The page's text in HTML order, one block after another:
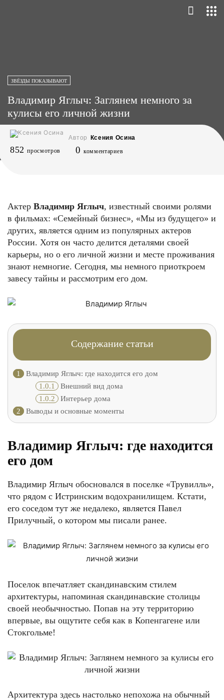
ЗВЁЗДЫ ПОКАЗЫВАЮТ
Владимир Яглыч: Заглянем немного за
кулисы его личной жизни
Автор Ксения Осина
852 просмотров 0 комментариев
Актер Владимир Яглыч, известный своими ролями
в фильмах: «Семейный бизнес», «Мы из будущего» и
других, является одним из популярных актеров
России. Хотя он часто делится деталями своей
карьеры, но о его личной жизни и месте проживания
знают немногие. Сегодня, мы немного приоткроем
завесу тайны и рассмотрим его дом.
Содержание статьи
1
Владимир Яглыч: где находится его дом
1.0.1
Внешний вид дома
1.0.2
Интерьер дома
2
Выводы и основные моменты
Владимир Яглыч: где находится
его дом
Владимир Яглыч обосновался в поселке «Трувилль»,
что рядом с Истринским водохранилищем. Кстати,
его соседом тут же недалеко, является Павел
Прилучный, о котором мы писали ранее.
Поселок впечатляет скандинавским стилем
архитектуры, напоминая скандинавские столицы
своей необычностью. Попав на эту территорию
впервые, вы ощутите себя как в Копенгагене или
Стокгольме!
Архитектура здесь настолько непохожа на обычный